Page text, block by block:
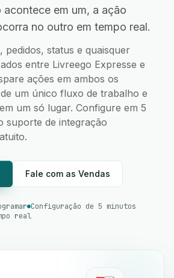
em um, a ação
no outro em tempo real.
pedidos, status e quaisquer
entre Livreego Expresse e
ações em ambos os
um único fluxo de trabalho e
um só lugar. Configure em 5
suporte de integração
Fale com as Vendas
Configuração de 5 minutos
real